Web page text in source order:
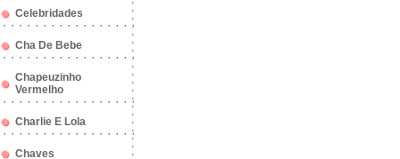
Celebridades
Cha De Bebe
Chapeuzinho
Vermelho
Charlie E Lola
Chaves